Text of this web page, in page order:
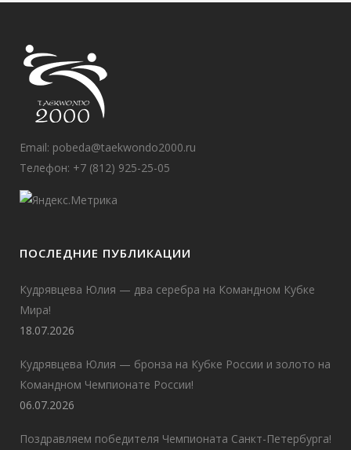
Email: pobeda@taekwondo2000.ru
Телефон: +7 (812) 925-25-05
ПОСЛЕДНИЕ ПУБЛИКАЦИИ
Кудрявцева Юлия — два серебра на Командном Кубке
Мира!
18.07.2026
Кудрявцева Юлия — бронза на Кубке России и золото на
Командном Чемпионате России!
06.07.2026
Поздравляем победителя Чемпионата Санкт-Петербурга!